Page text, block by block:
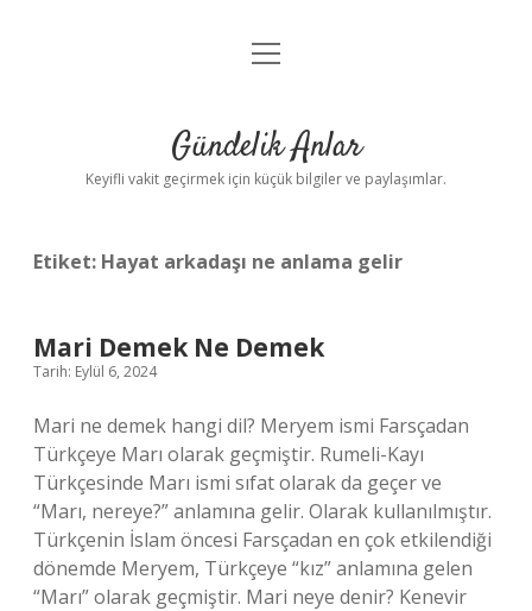
Anasayfa
Yasal Uyarı
menüyü
Gündelik Anlar
Keyifli vakit geçirmek için küçük bilgiler ve paylaşımlar.
Etiket: Hayat arkadaşı ne anlama gelir
Mari Demek Ne Demek
Tarih: Eylül 6, 2024
Mari ne demek hangi dil? Meryem ismi Farsçadan
Türkçeye Marı olarak geçmiştir. Rumeli-Kayı
Türkçesinde Marı ismi sıfat olarak da geçer ve
“Marı, nereye?” anlamına gelir. Olarak kullanılmıştır.
Türkçenin İslam öncesi Farsçadan en çok etkilendiği
dönemde Meryem, Türkçeye “kız” anlamına gelen
“Marı” olarak geçmiştir. Mari neye denir? Kenevir